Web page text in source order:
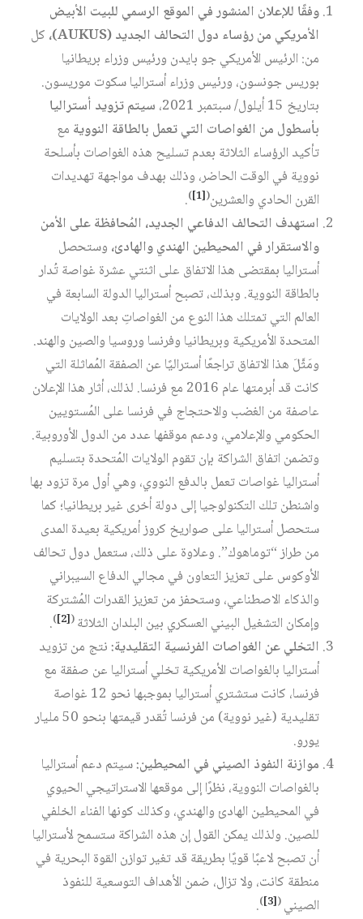
وفقًا للإعلان المنشور في الموقع الرسمي للبيت الأبيض
الأمريكي من رؤساء دول التحالف الجديد (AUKUS)،
كل
من: الرئيس الأمريكي جو بايدن ورئيس وزراء بريطانيا
بوريس جونسون، ورئيس وزراء أستراليا سكوت موريسون.
بتاريخ 15 أيلول/ سبتمبر 2021،
سيتم تزويد أستراليا
بأسطول من الغواصات التي تعمل بالطاقة النووية مع
تأكيد الرؤساء الثلاثة بعدم تسليح هذه الغواصات بأسلحة
نووية في الوقت الحاضر، وذلك بهدف مواجهة تهديدات
القرن الحادي والعشرين(
[1]
)
.
استهدف التحالف الدفاعي الجديد، المُحافظة على الأمن
والاستقرار في المحيطين الهندي والهادئ، وستحصل
أستراليا بمقتضى هذا الاتفاق على اثنتي عشرة غواصة تُدار
بالطاقة النووية. وبذلك، تصبح أستراليا الدولة السابعة في
العالم التي تمتلك هذا النوع من الغواصاتِ بعد الولايات
المتحدة الأمريكية وبريطانيا وفرنسا وروسيا والصين والهند.
ومَثَّلَ هذا الاتفاق تراجعًا أستراليًا عن الصفقة المُماثلة التي
كانت قد أبرمتها عام 2016 مع فرنسا. لذلك، أثار هذا الإعلان
عاصفة من الغضب والاحتجاج في فرنسا على المُستويين
الحكومي والإعلامي، ودعم موقفها عدد من الدول الأوروبية.
وتضمن اتفاق الشراكة بإن تقوم الولايات المُتحدة بتسليم
أستراليا غواصات تعمل بالدفع النووي، وهي أول مرة تزود بها
واشنطن تلك التكنولوجيا إلى دولة أخرى غير بريطانيا؛ كما
ستحصل أستراليا على صواريخ كروز أمريكية بعيدة المدى
من طراز “توماهوك”. وعلاوة على ذلك، ستعمل دول تحالف
الأوكوس على تعزيز التعاون في مجالي الدفاع السيبراني
والذكاء الاصطناعي، وستحفز من تعزيز القدرات المُشتركة
وإمكان التشغيل البيني العسكري بين البلدان الثلاثة(
[2]
)
.
التخلي عن الغواصات الفرنسية التقليدية:نتج من تزويد
أستراليا بالغواصات الأمريكية تخلي أستراليا عن صفقة مع
فرنسا، كانت ستشتري أستراليا بموجبها نحو 12 غواصة
تقليدية (غير نووية) من فرنسا تُقدر قيمتها بنحو 50 مليار
يورو.
موازنة النفوذ الصيني في المحيطين:سيتم دعم أستراليا
بالغواصات النووية، نظرًا إلى موقعها الاستراتيجي الحيوي
في المحيطين الهادئ والهندي، وكذلك كونها الفناء الخلفي
للصين. ولذلك يمكن القول إن هذه الشراكة ستسمح لأستراليا
أن تصبح لاعبًا قويًا بطريقة قد تغير توازن القوة البحرية في
منطقة كانت، ولا تزال، ضمن الأهداف التوسعية للنفوذ
الصيني(
[3]
)
.